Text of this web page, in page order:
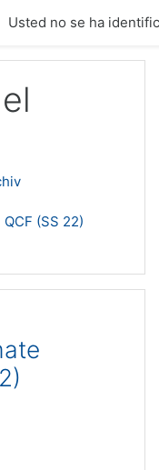
Usted no se ha
QCF (SS 22)